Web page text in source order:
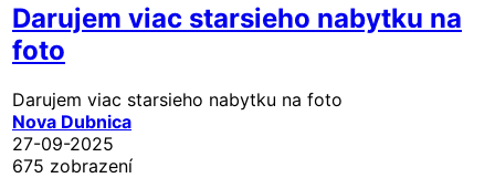
Darujem viac starsieho nabytku na
foto
Darujem viac starsieho nabytku na foto
Nova Dubnica
27-09-2025
675 zobrazení